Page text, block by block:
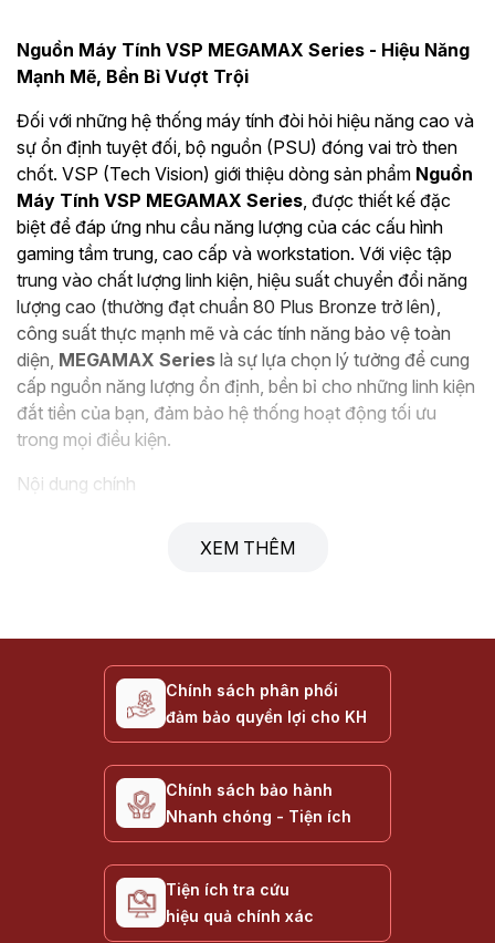
Nguồn Máy Tính VSP MEGAMAX Series - Hiệu Năng
Mạnh Mẽ, Bền Bỉ Vượt Trội
Đối với những hệ thống máy tính đòi hỏi hiệu năng cao và
sự ổn định tuyệt đối, bộ nguồn (PSU) đóng vai trò then
chốt. VSP (Tech Vision) giới thiệu dòng sản phẩm Nguồn
Máy Tính VSP MEGAMAX Series , được thiết kế đặc
biệt để đáp ứng nhu cầu năng lượng của các cấu hình
gaming tầm trung, cao cấp và workstation. Với việc tập
trung vào chất lượng linh kiện, hiệu suất chuyển đổi năng
lượng cao (thường đạt chuẩn 80 Plus Bronze trở lên),
công suất thực mạnh mẽ và các tính năng bảo vệ toàn
diện, MEGAMAX Series là sự lựa chọn lý tưởng để cung
cấp nguồn năng lượng ổn định, bền bỉ cho những linh kiện
đắt tiền của bạn, đảm bảo hệ thống hoạt động tối ưu
trong mọi điều kiện.
Nội dung chính
Ứng dụng lý tưởng cho MEGAMAX Series
Hướng dẫn chọn mua Nguồn MEGAMAX phù hợp
Thông số kỹ thuật tham khảo
Liên hệ & Mua hàng
Giới thiệu Nguồn VSP MEGAMAX Series
Nguồn Máy Tính VSP MEGAMAX Series
phẩm nguồn ATX tầm trung - cao cấp của VSP, được
XEM THÊM
Chính sách phân phối
đảm bảo quyền lợi cho KH
Chính sách bảo hành
Nhanh chóng - Tiện ích
Tiện ích tra cứu
hiệu quả chính xác